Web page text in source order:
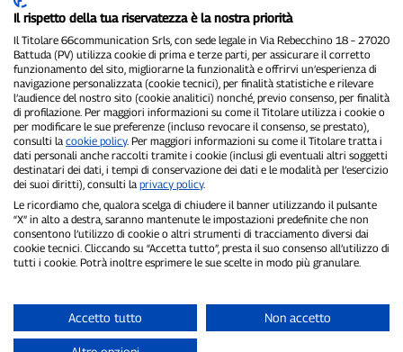
P300.it è una Testata Giornalistica indipendente
Registrazione numero 1/2021 del 1/2/2021 - Tribunale di Pavia
Proprietario ed editore:66communication Srls- P.IVA
02798890188
Direttore Responsabile:Alessandro Secchi- Vicedirettore:Federico
Benedusi
Privacy Policy-
"Se è successo davvero, lo trovi su P300.it"
Copyright © P300.it 2012-2026
Il rispetto della tua riservatezza è la nostra priorità
Il Titolare 66communication Srls, con sede legale in Via Rebecchino 18 – 27020
Battuda (PV) utilizza cookie di prima e terze parti, per assicurare il corretto
funzionamento del sito, migliorarne la funzionalità e offrirvi un’esperienza di
navigazione personalizzata (cookie tecnici), per finalità statistiche e rilevare
l’audience del nostro sito (cookie analitici) nonché, previo consenso, per finalità
di profilazione. Per maggiori informazioni su come il Titolare utilizza i cookie o
per modificare le sue preferenze (incluso revocare il consenso, se prestato),
consulti la cookie policy. Per maggiori informazioni su come il Titolare tratta i
dati personali anche raccolti tramite i cookie (inclusi gli eventuali altri soggetti
destinatari dei dati, i tempi di conservazione dei dati e le modalità per l’esercizio
dei suoi diritti), consulti la privacy policy.
Le ricordiamo che, qualora scelga di chiudere il banner utilizzando il pulsante
“X” in alto a destra, saranno mantenute le impostazioni predefinite che non
consentono l’utilizzo di cookie o altri strumenti di tracciamento diversi dai
cookie tecnici. Cliccando su “Accetta tutto”, presta il suo consenso all’utilizzo di
tutti i cookie. Potrà inoltre esprimere le sue scelte in modo più granulare.
Accetto tutto Non accetto